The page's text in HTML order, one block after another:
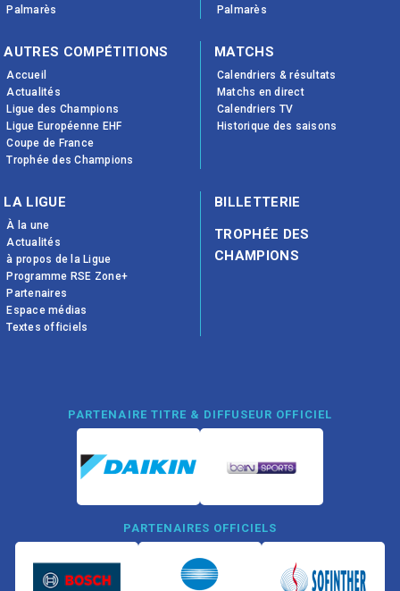
Palmarès
Palmarès
AUTRES COMPÉTITIONS
Accueil
Actualités
Ligue des Champions
Ligue Européenne EHF
Coupe de France
Trophée des Champions
MATCHS
Calendriers & résultats
Matchs en direct
Calendriers TV
Historique des saisons
LA LIGUE
À la une
Actualités
à propos de la Ligue
Programme RSE Zone+
Partenaires
Espace médias
Textes officiels
BILLETTERIE
TROPHÉE DES
CHAMPIONS
PARTENAIRE TITRE & DIFFUSEUR OFFICIEL
PARTENAIRES OFFICIELS